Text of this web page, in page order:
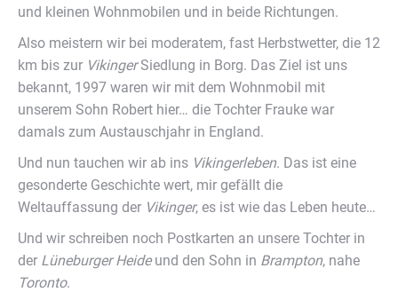
und kleinen Wohnmobilen und in beide Richtungen.
Also meistern wir bei moderatem, fast Herbstwetter, die 12
km bis zur VikingerSiedlung in Borg. Das Ziel ist uns
bekannt, 1997 waren wir mit dem Wohnmobil mit
unserem Sohn Robert hier… die Tochter Frauke war
damals zum Austauschjahr in England.
Und nun tauchen wir ab ins Vikingerleben. Das ist eine
gesonderte Geschichte wert, mir gefällt die
Weltauffassung der Vikinger, es ist wie das Leben heute…
Und wir schreiben noch Postkarten an unsere Tochter in
der Lüneburger Heideund den Sohn in Brampton, nahe
Toronto.